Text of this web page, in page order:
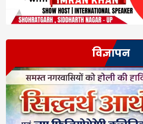
विज्ञापन